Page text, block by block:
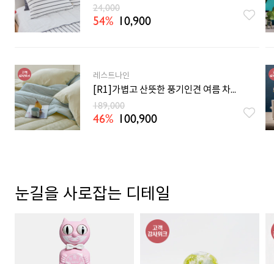
24,000
54% 10,900
레스트나인
[R1]가볍고 산뜻한 풍기인견 여름 차렵이불 SS/Q 7컬러
189,000
46% 100,900
눈길을 사로잡는 디테일